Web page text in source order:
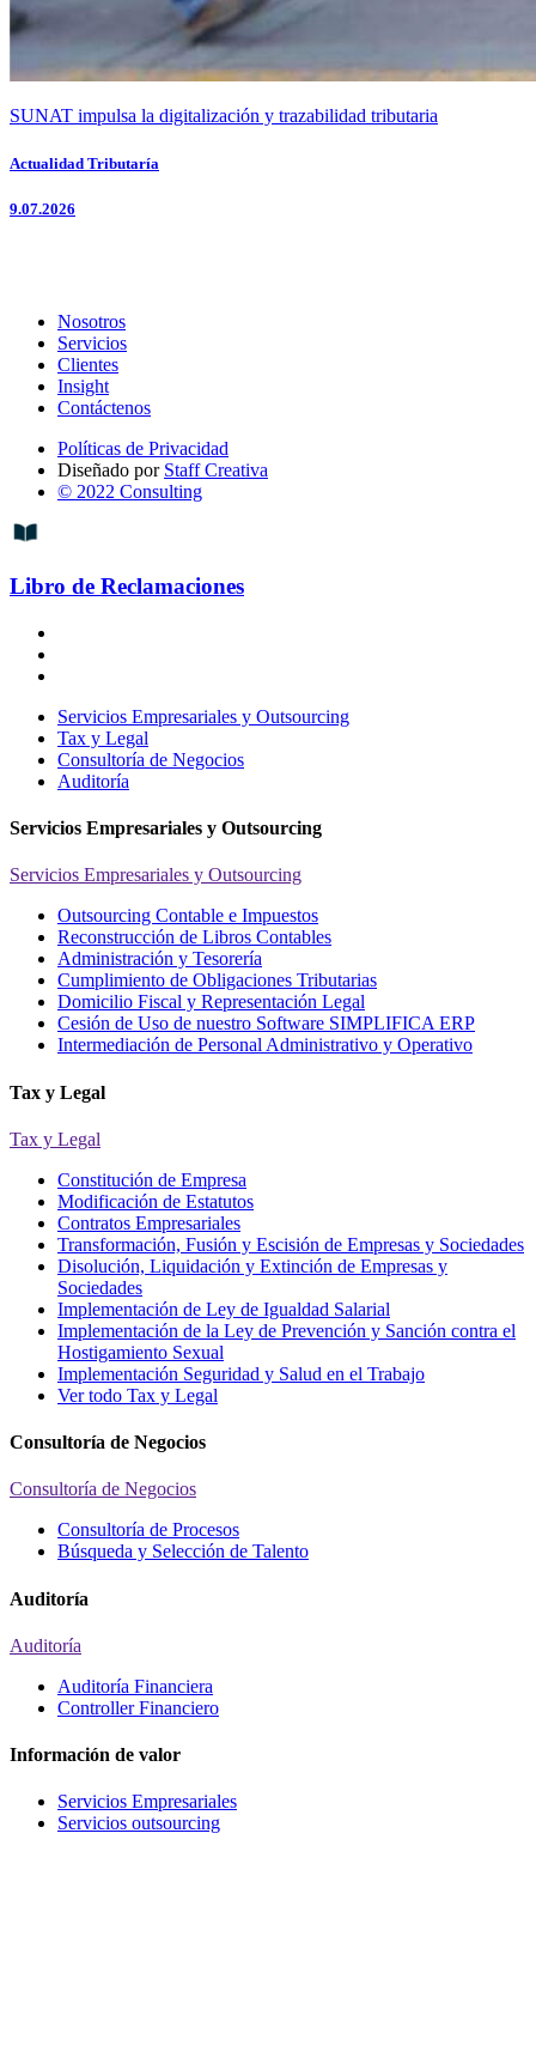
SUNAT impulsa la digitalización y trazabilidad tributaria
Actualidad Tributaría
9.07.2026
Nosotros
Servicios
Clientes
Insight
Contáctenos
Políticas de Privacidad
Diseñado por Staff Creativa
© 2022 Consulting
Libro de Reclamaciones
Servicios Empresariales y Outsourcing
Tax y Legal
Consultoría de Negocios
Auditoría
Servicios Empresariales y Outsourcing
Servicios Empresariales y Outsourcing
Outsourcing Contable e Impuestos
Reconstrucción de Libros Contables
Administración y Tesorería
Cumplimiento de Obligaciones Tributarias
Domicilio Fiscal y Representación Legal
Cesión de Uso de nuestro Software SIMPLIFICA ERP
Intermediación de Personal Administrativo y Operativo
Tax y Legal
Tax y Legal
Constitución de Empresa
Modificación de Estatutos
Contratos Empresariales
Transformación, Fusión y Escisión de Empresas y Sociedades
Disolución, Liquidación y Extinción de Empresas y
Sociedades
Implementación de Ley de Igualdad Salarial
Implementación de la Ley de Prevención y Sanción contra el
Hostigamiento Sexual
Implementación Seguridad y Salud en el Trabajo
Ver todo Tax y Legal
Consultoría de Negocios
Consultoría de Negocios
Consultoría de Procesos
Búsqueda y Selección de Talento
Auditoría
Auditoría
Auditoría Financiera
Controller Financiero
Información de valor
Servicios Empresariales
Servicios outsourcing